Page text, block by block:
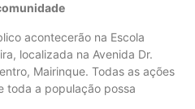
acontecerão na Escola
localizada na Avenida Dr.
Mairinque. Todas as ações
toda a população possa